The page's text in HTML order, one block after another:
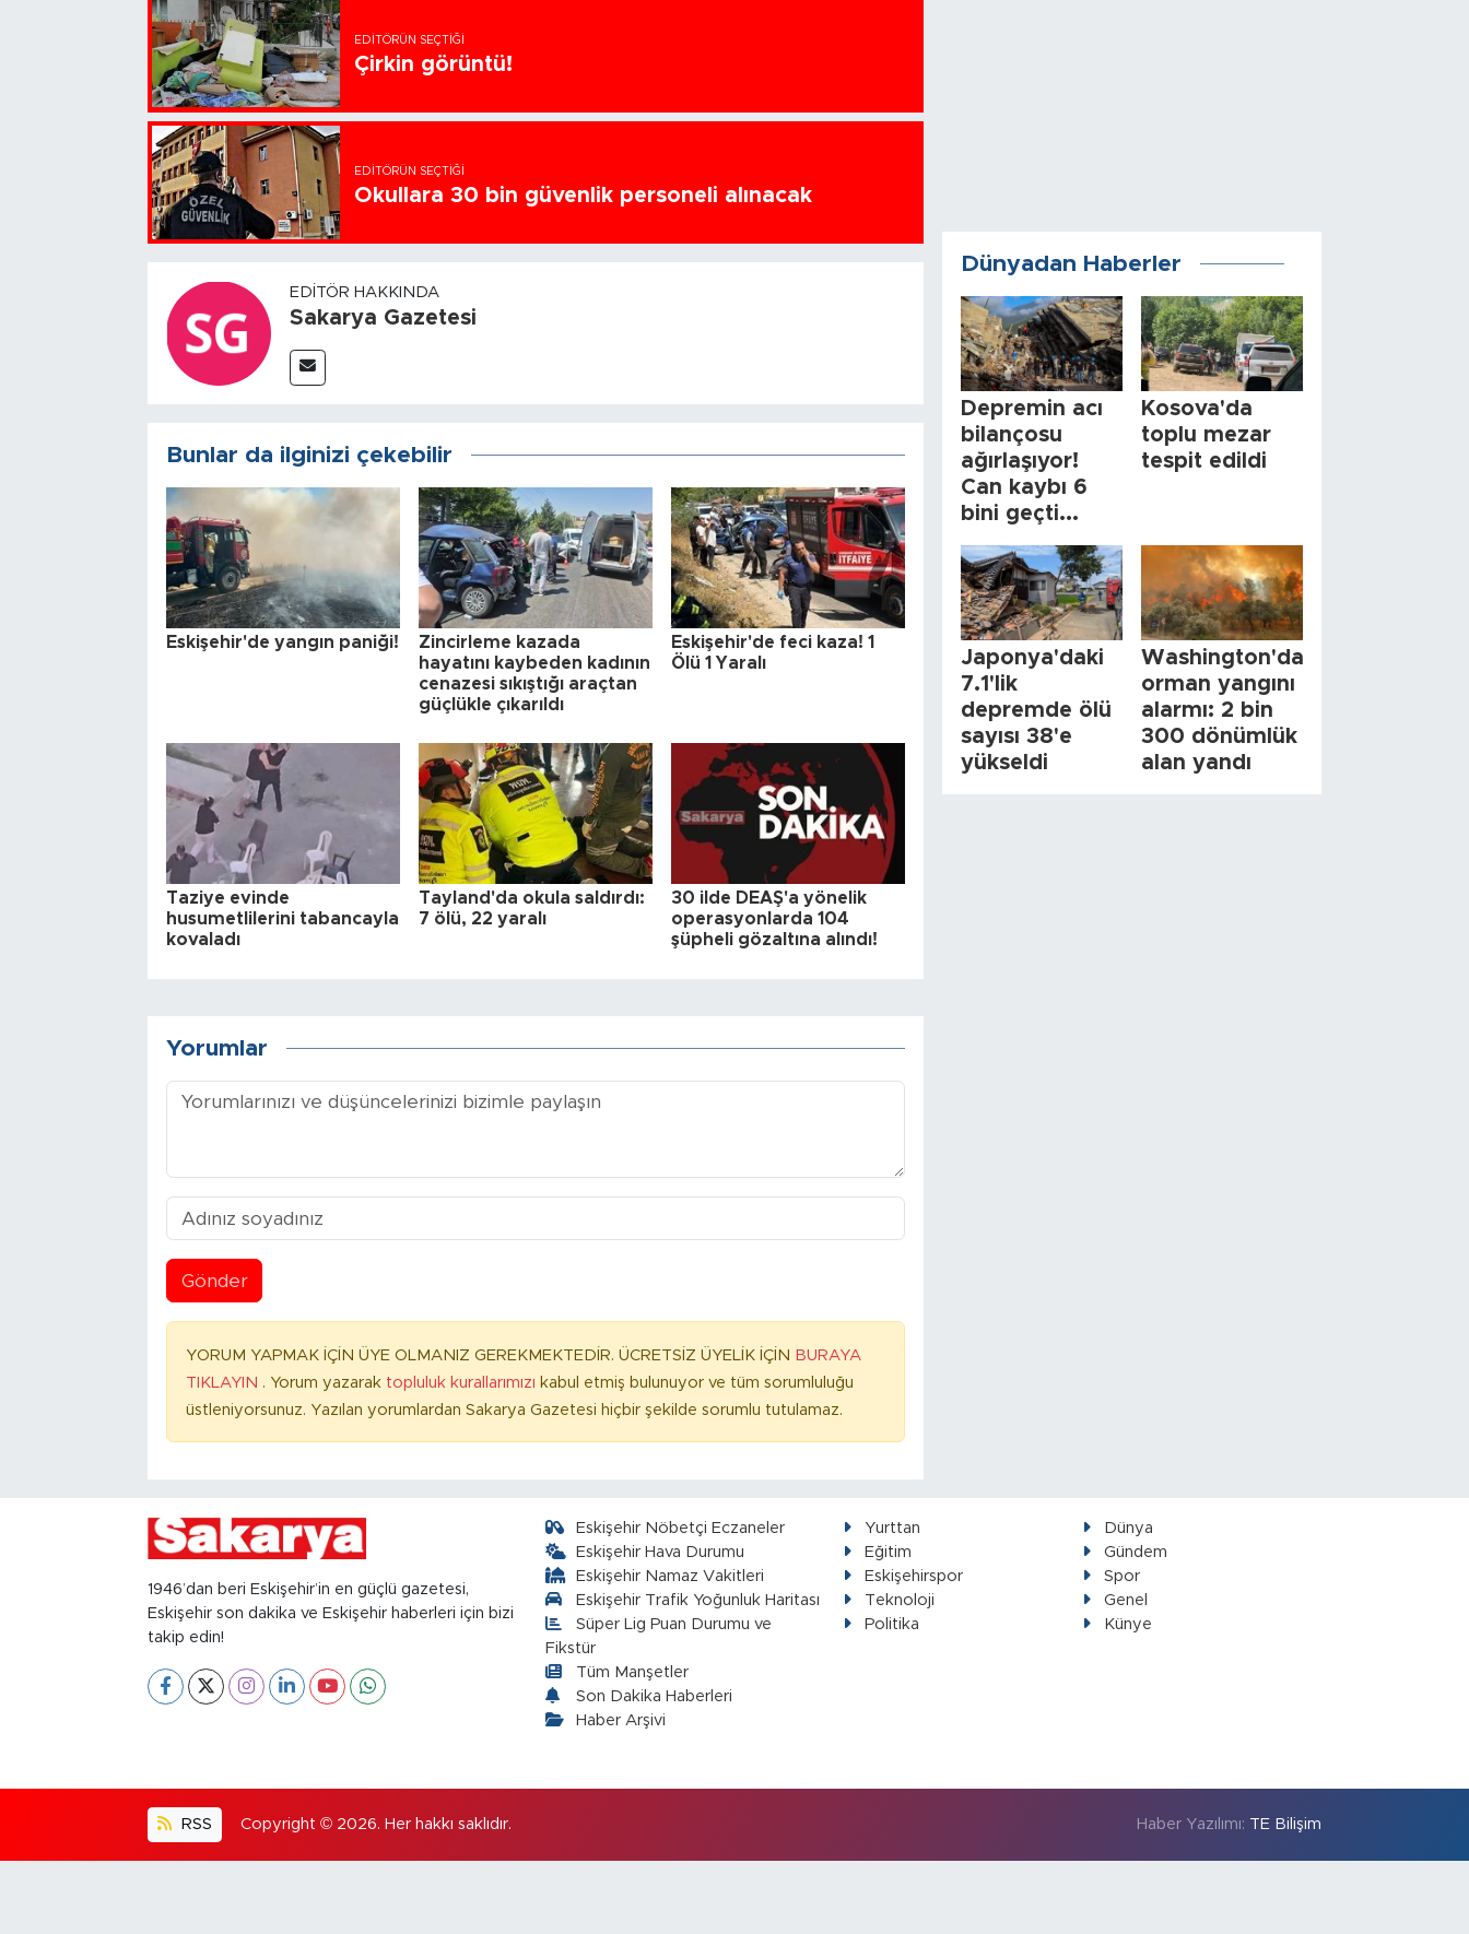
EDITÖRÜN SEÇTIĞI
Çirkin görüntü!
EDITÖRÜN SEÇTIĞI
Okullara 30 bin güvenlik personeli alınacak
EDITÖR HAKKINDA
Sakarya Gazetesi
Bunlar da ilginizi çekebilir
Eskişehir'de yangın paniği!
Zincirleme kazada
hayatını kaybeden kadının
cenazesi sıkıştığı araçtan
güçlükle çıkarıldı
Eskişehir'de feci kaza! 1
Ölü 1 Yaralı
Taziye evinde
husumetlilerini tabancayla
kovaladı
Tayland'da okula saldırdı:
7 ölü, 22 yaralı
30 ilde DEAŞ'a yönelik
operasyonlarda 104
şüpheli gözaltına alındı!
Yorumlar
Gönder
YORUM YAPMAK İÇİN ÜYE OLMANIZ GEREKMEKTEDİR. ÜCRETSİZ ÜYELİK İÇİN BURAYA
TIKLAYIN . Yorum yazarak topluluk kurallarımızı kabul etmiş bulunuyor ve tüm sorumluluğu
üstleniyorsunuz. Yazılan yorumlardan Sakarya Gazetesi hiçbir şekilde sorumlu tutulamaz.
Dünyadan Haberler
Depremin acı
bilançosu
ağırlaşıyor!
Can kaybı 6
bini geçti...
Kosova'da
toplu mezar
tespit edildi
Japonya'daki
7.1'lik
depremde ölü
sayısı 38'e
yükseldi
Washington'da
orman yangını
alarmı: 2 bin
300 dönümlük
alan yandı
1946’dan beri Eskişehir’in en güçlü gazetesi,
Eskişehir son dakika ve Eskişehir haberleri için bizi
takip edin!
Eskişehir Nöbetçi Eczaneler
Eskişehir Hava Durumu
Eskişehir Namaz Vakitleri
Eskişehir Trafik Yoğunluk Haritası
Süper Lig Puan Durumu ve
Fikstür
Tüm Manşetler
Son Dakika Haberleri
Haber Arşivi
Yurttan
Dünya
Eğitim
Gündem
Eskişehirspor
Spor
Teknoloji
Genel
Politika
Künye
RSS Copyright © 2026. Her hakkı saklıdır. Haber Yazılımı: TE Bilişim